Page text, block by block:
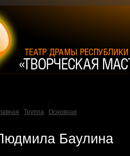
Труппа Основная
Баулина